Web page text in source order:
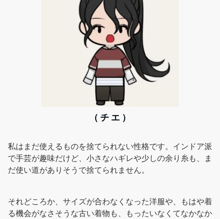
（ チ エ ）
私はまだ使えるものを捨てられない性格です。インドア派
で手芸が趣味だけど、小さなハギレや少しの余り糸も、ま
だ使い道がありそうで捨てられません。
それどころか、サイズが合わなくなった洋服や、もはや着
る機会がなさそうな古い着物も、もったいなくてなかなか